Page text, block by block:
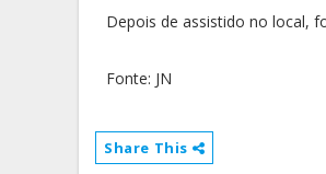
Depois de assistido no local,
Fonte: JN
Share This